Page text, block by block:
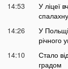
14:53
У ліцеї
14:26
У
річного
14:10
Стало
градом